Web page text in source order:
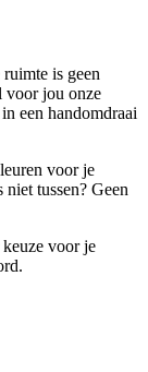
is geen
voor jou onze
een handomdraai
voor je
tussen? Geen
voor je